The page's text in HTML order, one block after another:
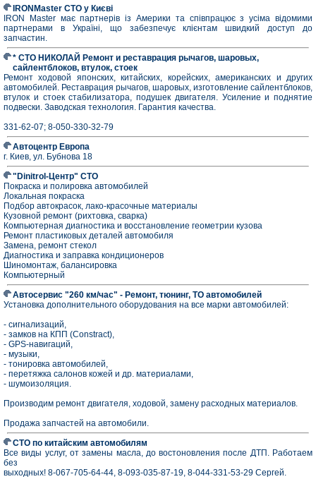
IRONMaster СТО у Києві
IRON Master має партнерів із Америки та співпрацює з усіма відомими
партнерами в Україні, що забезпечує клієнтам швидкий доступ до
запчастин.
* СТО НИКОЛАЙ Ремонт и реставрация рычагов, шаровых,
сайлентблоков, втулок, стоек
Ремонт ходовой японских, китайских, корейских, американских и других
автомобилей. Реставрация рычагов, шаровых, изготовление сайлентблоков,
втулок и стоек стабилизатора, подушек двигателя. Усиление и поднятие
подвески. Заводская технология. Гарантия качества.
331-62-07; 8-050-330-32-79
Автоцентр Европа
г. Киев, ул. Бубнова 18
"Dinitrol-Центр" СТО
Покраска и полировка автомобилей
Локальная покраска
Подбор автокрасок, лако-красочные материалы
Кузовной ремонт (рихтовка, сварка)
Компьютерная диагностика и восстановление геометрии кузова
Ремонт пластиковых деталей автомобиля
Замена, ремонт стекол
Диагностика и заправка кондиционеров
Шиномонтаж, балансировка
Компьютерный
Автосервис "260 км/час" - Ремонт, тюнинг, ТО автомобилей
Установка дополнительного оборудования на все марки автомобилей:
- сигнализаций,
- замков на КПП (Constract),
- GPS-навигаций,
- музыки,
- тонировка автомобилей,
- перетяжка салонов кожей и др. материалами,
- шумоизоляция.
Производим ремонт двигателя, ходовой, замену расходных материалов.
Продажа запчастей на автомобили.
СТО по китайским автомобилям
Все виды услуг, от замены масла, до востоновления после ДТП. Работаем
без
выходных! 8-067-705-64-44, 8-093-035-87-19, 8-044-331-53-29 Сергей.